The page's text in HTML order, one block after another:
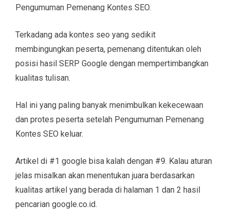
Pengumuman Pemenang Kontes SEO.
Terkadang ada kontes seo yang sedikit
membingungkan peserta, pemenang ditentukan oleh
posisi hasil SERP Google dengan mempertimbangkan
kualitas tulisan.
Hal ini yang paling banyak menimbulkan kekecewaan
dan protes peserta setelah Pengumuman Pemenang
Kontes SEO keluar.
Artikel di #1 google bisa kalah dengan #9. Kalau aturan
jelas misalkan akan menentukan juara berdasarkan
kualitas artikel yang berada di halaman 1 dan 2 hasil
pencarian google.co.id.